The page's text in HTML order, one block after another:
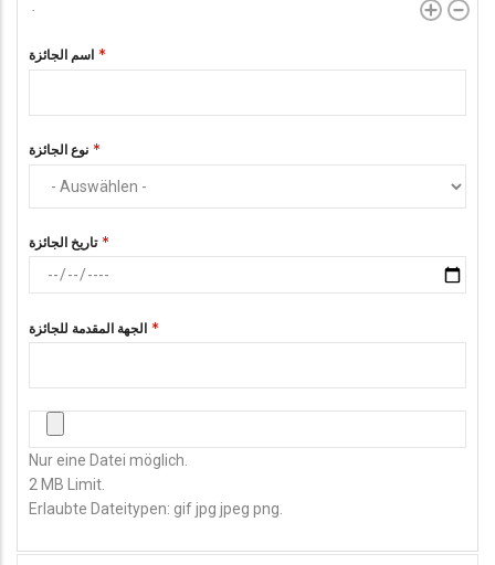
اسم الجائزة
نوع الجائزة
تاريخ الجائزة
الجهة المقدمة للجائزة
Nur eine Datei möglich.
2 MB Limit.
Erlaubte Dateitypen: gif jpg jpeg png.